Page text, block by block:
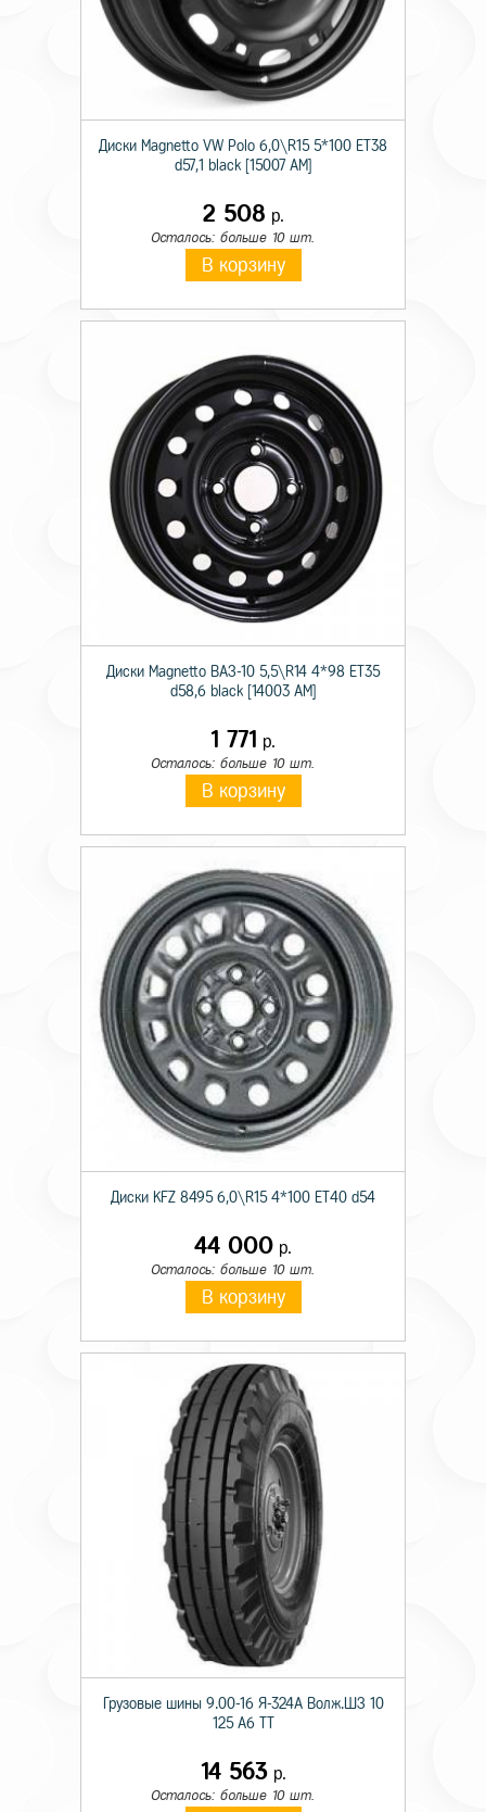
Диски Magnetto VW Polo 6,0\R15 5*100 ET38
d57,1 black [15007 AM]
2 508 р.
Осталось: больше 10 шт.
В корзину
Диски Magnetto ВАЗ-10 5,5\R14 4*98 ET35
d58,6 black [14003 AM]
1 771 р.
Осталось: больше 10 шт.
В корзину
Диски KFZ 8495 6,0\R15 4*100 ET40 d54
44 000 р.
Осталось: больше 10 шт.
В корзину
Грузовые шины 9.00-16 Я-324А Волж.ШЗ 10
125 A6 TT
14 563р.
Осталось: больше 10 шт.